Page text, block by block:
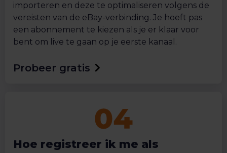
importeren en deze te optimaliseren volgens de
vereisten van de eBay-verbinding. Je hoeft pas
een abonnement te kiezen als je er klaar voor
bent om live te gaan op je eerste kanaal.
Probeer gratis
Hoe registreer ik me als